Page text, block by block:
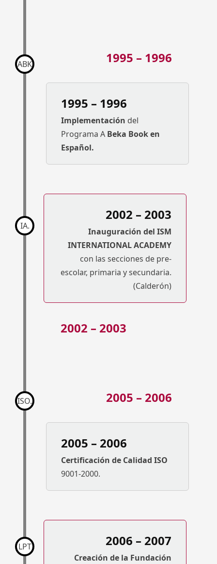
1995 – 1996
ABK
1995 – 1996
Implementación del
Programa A Beka Book en
Español.
2002 – 2003
Inauguración del ISM
INTERNATIONAL ACADEMY
con las secciones de pre-
escolar, primaria y secundaria.
(Calderón)
IA.
2002 – 2003
2005 – 2006
ISO.
2005 – 2006
Certificación de Calidad ISO
9001-2000.
2006 – 2007
Creación de la Fundación
LPT